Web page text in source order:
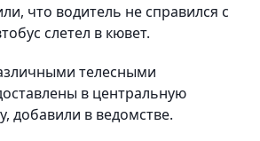
что водитель не справился с
слетел в кювет.
телесными
в центральную
добавили в ведомстве.